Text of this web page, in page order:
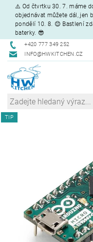
⚠️ Od čtvrtku 30. 7. máme
objednávat můžete dál, jen
pondělí 10. 8. 😊 Bastlení
baterky. 😎
+420 777 349 252
INFO@HWKITCHEN.CZ
TIP